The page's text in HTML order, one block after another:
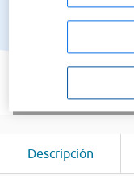
Descripción